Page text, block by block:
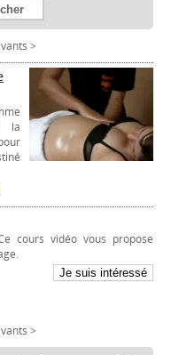
>
la
cours vidéo vous propose
>